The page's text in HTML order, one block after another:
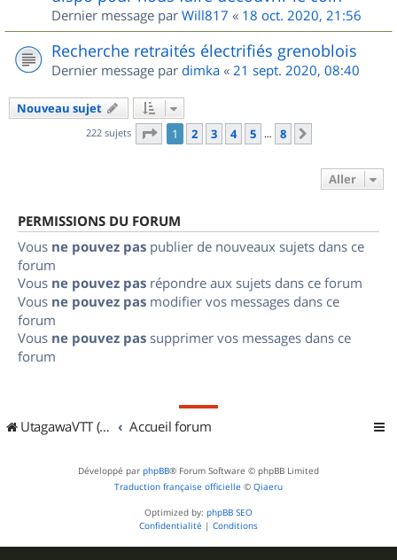
Dernier message par Will817 « 18 oct. 2020, 21:56
Recherche retraités électrifiés grenoblois
Dernier message par dimka « 21 sept. 2020, 08:40
Nouveau sujet
222 sujets Page 1sur
1 2 3 4 5 … 8
Aller
PERMISSIONS DU FORUM
Vous ne pouvez pas publier de nouveaux sujets dans ce
forum
Vous ne pouvez pas répondre aux sujets dans ce forum
Vous ne pouvez pas modifier vos messages dans ce
forum
Vous ne pouvez pas supprimer vos messages dans ce
forum
UtagawaVTT (Randos VTT et VTTAE avec traces GPS) Accueil forum
Développé par phpBB® Forum Software © phpBB Limited
Traduction française officielle © Qiaeru
Optimized by: phpBB SEO
Confidentialité | Conditions